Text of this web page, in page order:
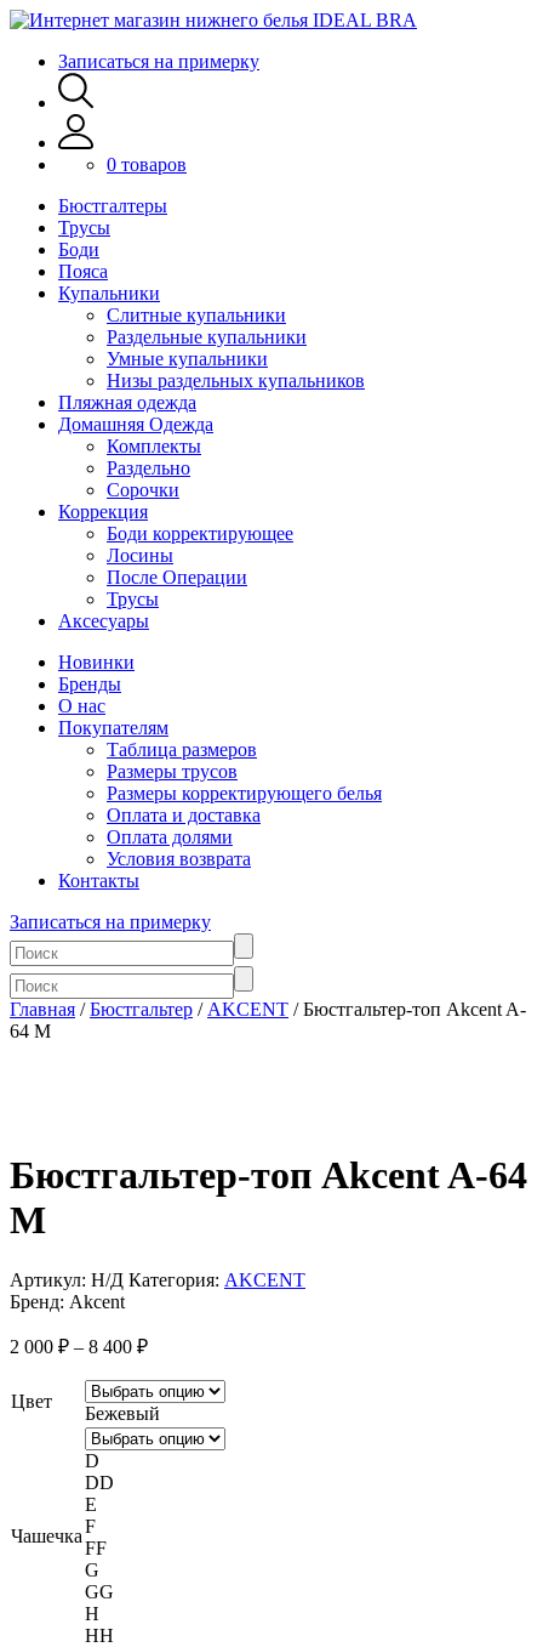
Записаться на примерку
0 товаров
Бюстгалтеры
Трусы
Боди
Пояса
Купальники
Слитные купальники
Раздельные купальники
Умные купальники
Низы раздельных купальников
Пляжная одежда
Домашняя Одежда
Комплекты
Раздельно
Сорочки
Коррекция
Боди корректирующее
Лосины
После Операции
Трусы
Аксесуары
Новинки
Бренды
О нас
Покупателям
Таблица размеров
Размеры трусов
Размеры корректирующего белья
Оплата и доставка
Оплата долями
Условия возврата
Контакты
Записаться на примерку
Главная /Бюстгальтер / AKCENT / Бюстгальтер-топ Akcent A-
64 M
Бюстгальтер-топ Akcent A-64
M
Артикул: Н/Д Категория: AKCENT
Бренд: Akcent
2 000 ₽ – 8 400 ₽Диапазон
2
000 ₽
–
8
Цвет
Бежевый
Чашечка
D
DD
E
F
FF
G
GG
H
HH